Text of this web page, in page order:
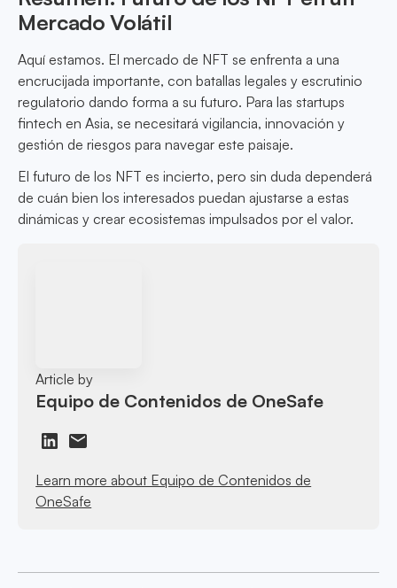
Mercado Volátil
Aquí estamos. El mercado de NFT se enfrenta a una
encrucijada importante, con batallas legales y escrutinio
regulatorio dando forma a su futuro. Para las startups
fintech en Asia, se necesitará vigilancia, innovación y
gestión de riesgos para navegar este paisaje.
El futuro de los NFT es incierto, pero sin duda dependerá
de cuán bien los interesados puedan ajustarse a estas
dinámicas y crear ecosistemas impulsados por el valor.
Article by
Equipo de Contenidos de OneSafe
Learn more about Equipo de Contenidos de
OneSafe